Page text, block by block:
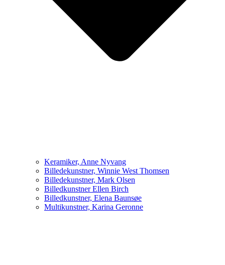
Keramiker, Anne Nyvang
Billedekunstner, Winnie West Thomsen
Billedekunstner, Mark Olsen
Billedkunstner Ellen Birch
Billedkunstner, Elena Baunsøe
Multikunstner, Karina Geronne